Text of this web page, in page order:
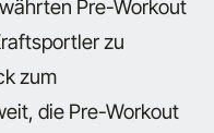
Pre-Workout
zu
zum
die Pre-Workout